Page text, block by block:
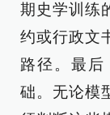
期史学训练
约或行政文
路径。最
础。无论模